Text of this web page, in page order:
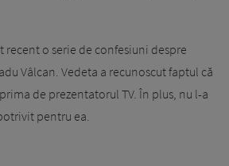
recent o serie de confesiuni despre
Vâlcan. Vedeta a recunoscut faptul că
de prezentatorul TV. În plus, nu l-a
pentru ea.